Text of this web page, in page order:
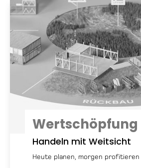
Wertschöpfung
Handeln mit Weitsicht
Heute planen, morgen profitieren